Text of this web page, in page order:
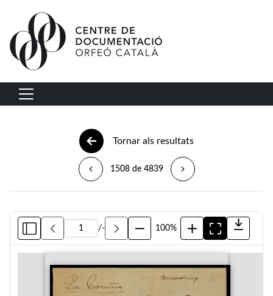
Vés al contingut
Navegació principal
Tornar als resultats
1508 de 4839
/- 100%